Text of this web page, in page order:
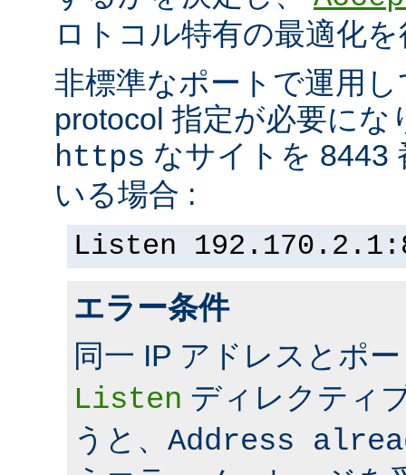
ロトコル特有の最適化
非標準なポートで運用
protocol 指定が必要に
https なサイトを 8443
いる場合 :
Listen
エラー条件
同一 IP アドレスとポ
Listen ディレクティ
うと、 Address